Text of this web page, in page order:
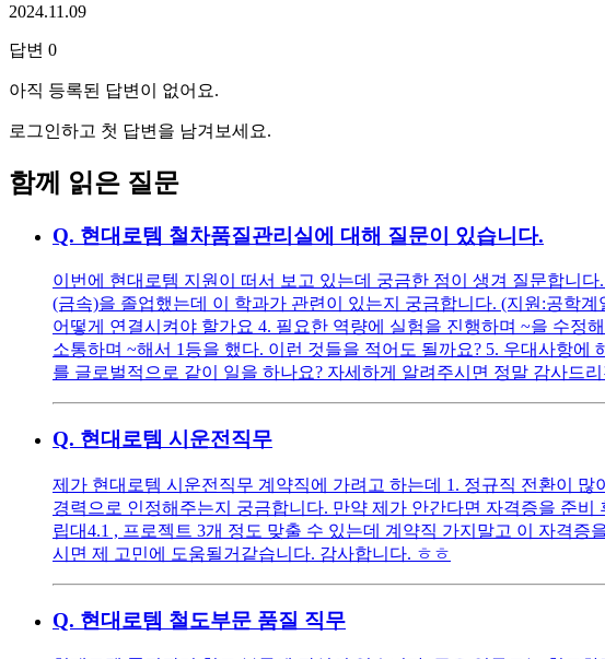
2024.11.09
답변 0
아직 등록된 답변이 없어요.
로그인하고 첫 답변을 남겨보세요.
함께 읽은 질문
Q. 현대로템 철차품질관리실에 대해 질문이 있습니다.
이번에 현대로템 지원이 떠서 보고 있는데 궁금한 점이 생겨 질문합니
(금속)을 졸업했는데 이 학과가 관련이 있는지 궁금합니다. (지원:공학
어떻게 연결시켜야 할가요 4. 필요한 역량에 실험을 진행하며 ~을 수
소통하며 ~해서 1등을 했다. 이런 것들을 적어도 될까요? 5. 우대사항
를 글로벌적으로 같이 일을 하나요? 자세하게 알려주시면 정말 감사드
Q. 현대로템 시운전직무
제가 현대로템 시운전직무 계약직에 가려고 하는데 1. 정규직 전환이
경력으로 인정해주는지 궁금합니다. 만약 제가 안간다면 자격증을 준
립대4.1 , 프로젝트 3개 정도 맞출 수 있는데 계약직 가지말고 이 자격
시면 제 고민에 도움될거같습니다. 감사합니다. ㅎㅎ
Q. 현대로템 철도부문 품질 직무